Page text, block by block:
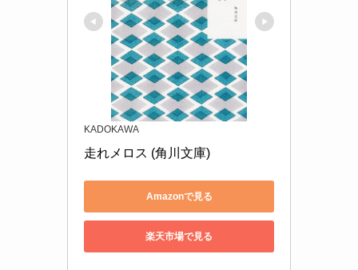
KADOKAWA
走れメロス (角川文庫)
Amazonで見る
楽天市場で見る